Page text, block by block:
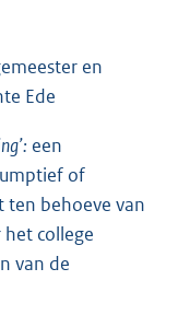
en
Ede
een
of
behoeve van
college
van de